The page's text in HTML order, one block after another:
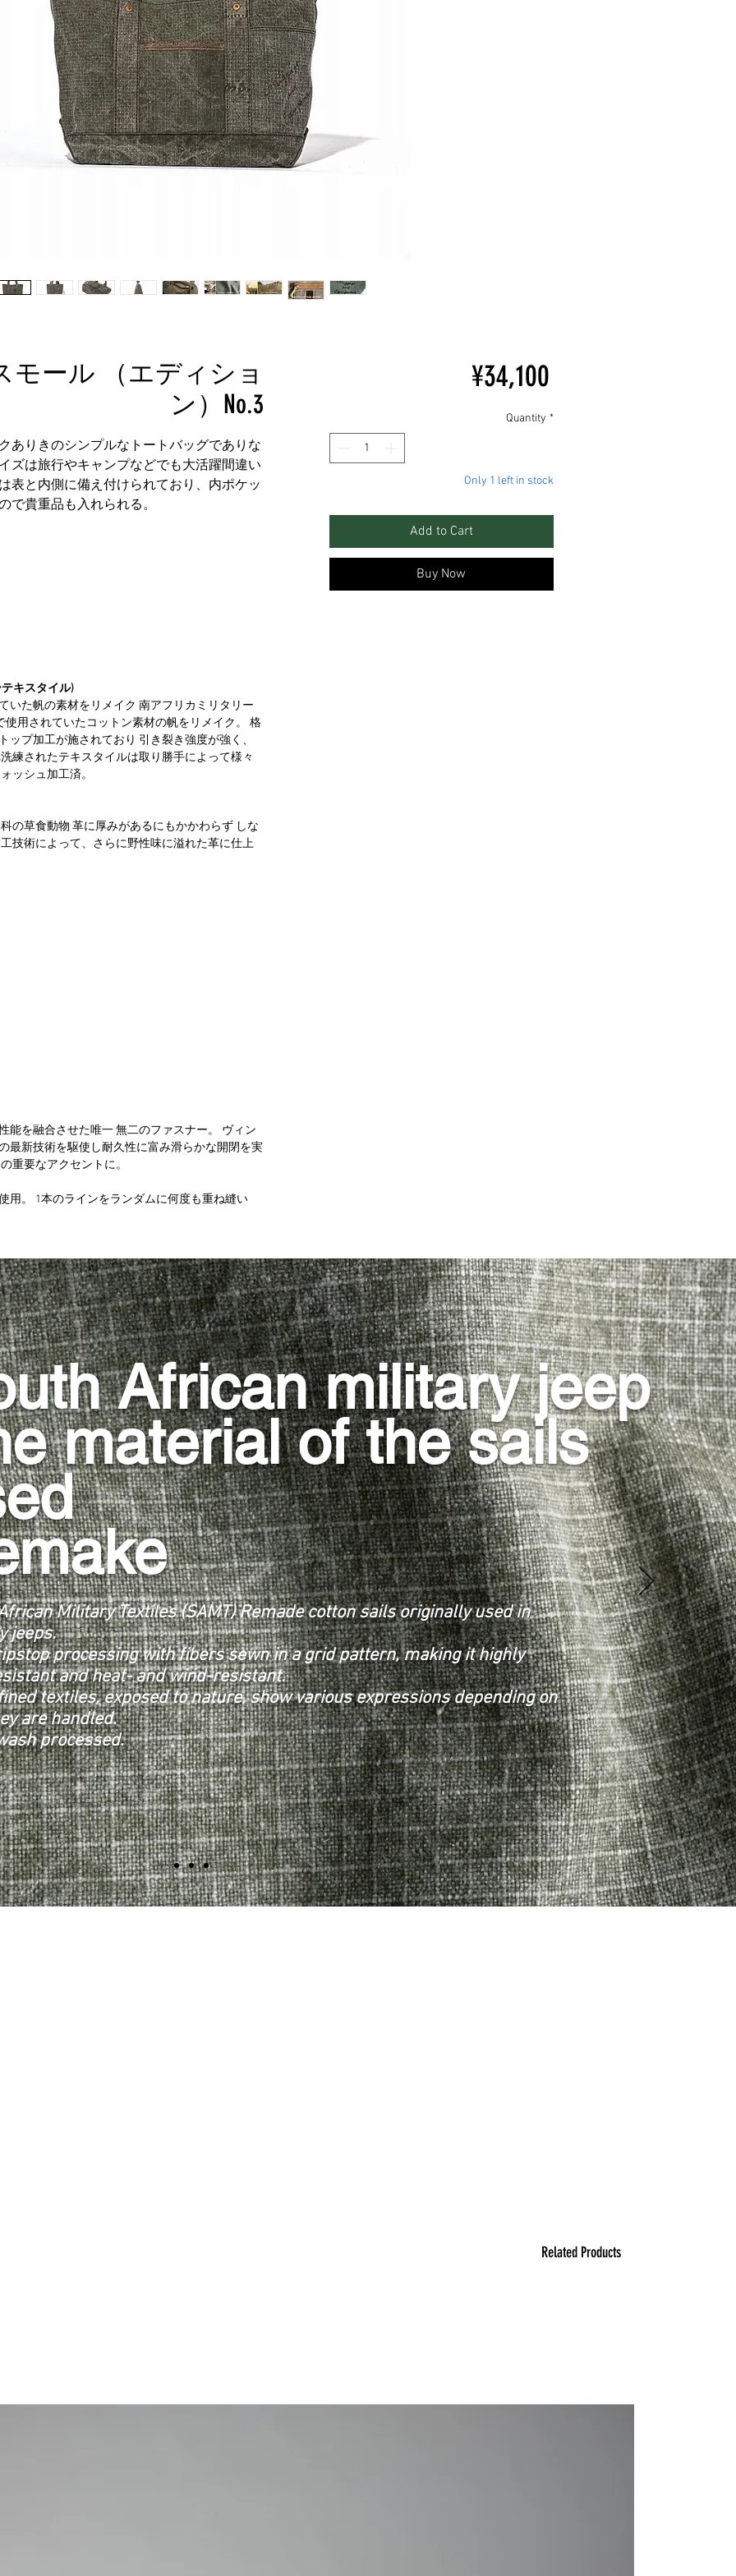
モール （エディショ
ン）No.3
ありきのシンプルなトートバッグでありな
ズは旅行やキャンプなどでも大活躍間違い
表と内側に備え付けられており、内ポケッ
で貴重品も入れられる。
キスタイル)
いた帆の素材をリメイク 南アフリカミリタリー
使用されていたコットン素材の帆をリメイク。 格
プ加工が施されており 引き裂き強度が強く、
練されたテキスタイルは取り勝手によって様々
ッシュ加工済。
の草食動物 革に厚みがあるにもかかわらず しな
技術によって、さらに野性味に溢れた革に仕上
能を融合させた唯一 無二のファスナー。 ヴィン
最新技術を駆使し耐久性に富み滑らかな開閉を実
重要なアクセントに。
用。 1本のラインをランダムに何度も重ね縫い
¥34,100
Quantity *
Only 1 left in stock
Add to Cart
Buy Now
African military jeep
material of the sails
Military Textiles (SAMT) Remade cotton sails originally used in
jeeps.
processing with fibers sewn in a grid pattern, making it highly
and heat- and wind-resistant.
textiles, exposed to nature, show various expressions depending on
are handled.
processed.
Related Products